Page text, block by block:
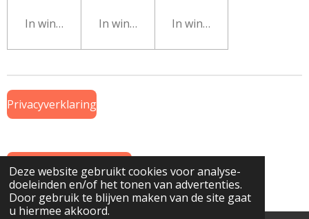
Deze website gebruikt cookies voor analyse-
doeleinden en/of het tonen van advertenties.
Door gebruik te blijven maken van de site gaat
u hiermee akkoord.
In winkelwagenIn winkelwagenIn winkelwagen
Privacyverklaring
Algemene Voorwaarden
© 2019 Onderdeel vanwww.GTWiekens.nl